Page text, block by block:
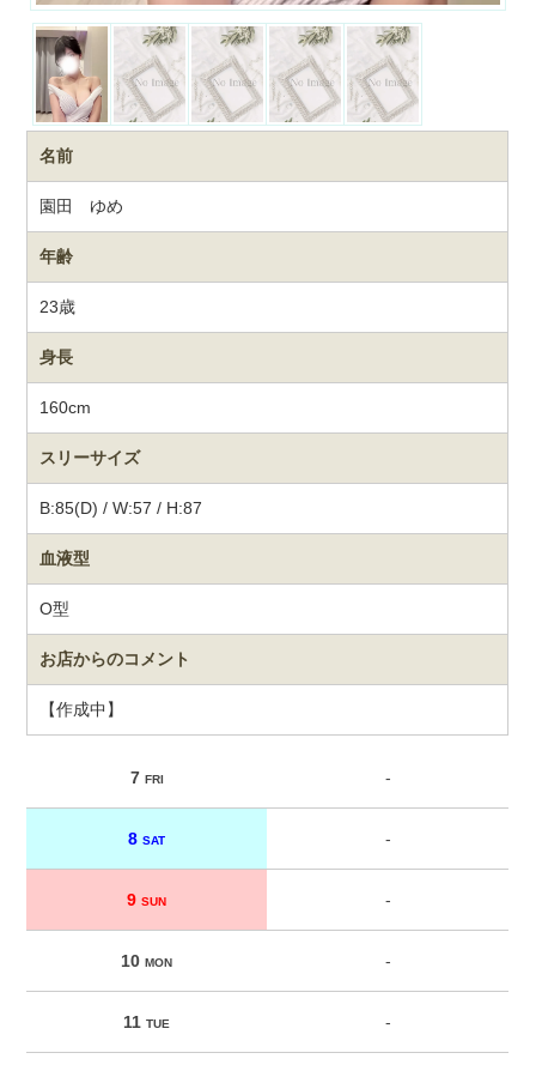
名前
園田 ゆめ
年齢
23歳
身長
160cm
スリーサイズ
B:85(D) / W:57 / H:87
血液型
O型
お店からのコメント
【作成中】
7 FRI -
8SAT -
9SUN -
10MON -
11TUE -